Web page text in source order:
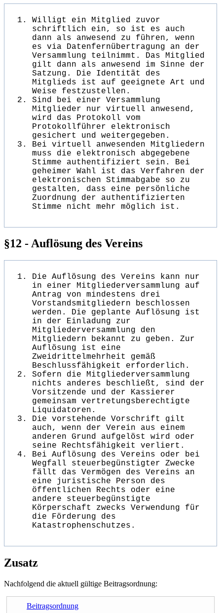
Willigt ein Mitglied zuvor
schriftlich ein, so ist es auch
dann als anwesend zu führen, wenn
es via Datenfernübertragung an der
Versammlung teilnimmt. Das Mitglied
gilt dann als anwesend im Sinne der
Satzung. Die Identität des
Mitglieds ist auf geeignete Art und
Weise festzustellen.
Sind bei einer Versammlung
Mitglieder nur virtuell anwesend,
wird das Protokoll vom
Protokollführer elektronisch
gesichert und weitergegeben.
Bei virtuell anwesenden Mitgliedern
muss die elektronisch abgegebene
Stimme authentifiziert sein. Bei
geheimer Wahl ist das Verfahren der
elektronischen Stimmabgabe so zu
gestalten, dass eine persönliche
Zuordnung der authentifizierten
Stimme nicht mehr möglich ist.
§12 - Auflösung des Vereins
Die Auflösung des Vereins kann nur
in einer Mitgliederversammlung auf
Antrag von mindestens drei
Vorstandsmitgliedern beschlossen
werden. Die geplante Auflösung ist
in der Einladung zur
Mitgliederversammlung den
Mitgliedern bekannt zu geben. Zur
Auflösung ist eine
Zweidrittelmehrheit gemäß
Beschlussfähigkeit erforderlich.
Sofern die Mitgliederversammlung
nichts anderes beschließt, sind der
Vorsitzende und der Kassierer
gemeinsam vertretungsberechtigte
Liquidatoren.
Die vorstehende Vorschrift gilt
auch, wenn der Verein aus einem
anderen Grund aufgelöst wird oder
seine Rechtsfähigkeit verliert.
Bei Auflösung des Vereins oder bei
Wegfall steuerbegünstigter Zwecke
fällt das Vermögen des Vereins an
eine juristische Person des
öffentlichen Rechts oder eine
andere steuerbegünstigte
Körperschaft zwecks Verwendung für
die Förderung des
Katastrophenschutzes.
Zusatz
Nachfolgend die aktuell gültige Beitragsordnung:
Beitragsordnung